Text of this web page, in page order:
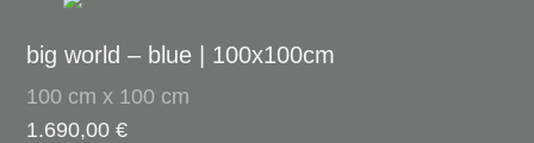
big world – blue | 100x100cm
100 cm x 100 cm
1.690,00€